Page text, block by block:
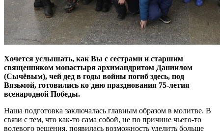
Хочется услышать, как Вы с сестрами и старшим
священником монастыря архимандритом Даниилом
(Сычёвым), чей дед в годы войны погиб здесь, под
Вязьмой, готовились ко дню празднования 75-летия
всенародной Победы.
Наша подготовка заключалась главным образом в молитве. В
связи с тем, что как-то сама собой, не по причине чьего-то
волевого решения, появилась возможность уделить больше